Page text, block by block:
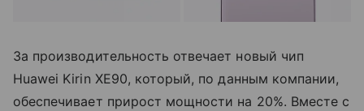
За производительность отвечает новый чип
Huawei Kirin XE90, который, по данным компании,
обеспечивает прирост мощности на 20%. Вместе с